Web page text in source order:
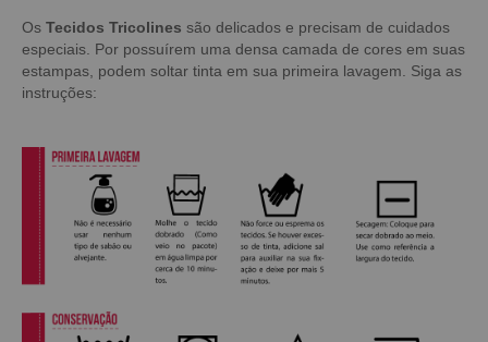
Os Tecidos Tricolines são delicados e precisam de cuidados
especiais. Por possuírem uma densa camada de cores em suas
estampas, podem soltar tinta em sua primeira lavagem. Siga as
instruções: